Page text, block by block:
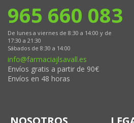
965 660 083
De lunes a viernes de 8:30 a 14:00 y de
17:30 a 21:30
Sábados de 8:30 a 14:00
info@farmaciajlsavall.es
Envíos gratis a partir de 90€
Envíos en 48 horas